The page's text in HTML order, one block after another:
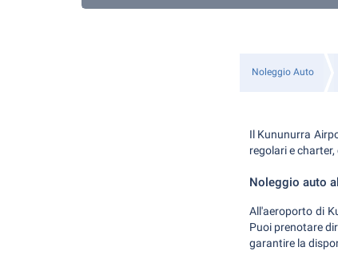
Noleggio Auto
Il Kununurra
regolari e
Noleggio auto
All'aeroporto di
Puoi prenotare
garantire la